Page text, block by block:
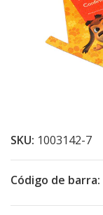
SKU: 1003142-7
Código de barra: